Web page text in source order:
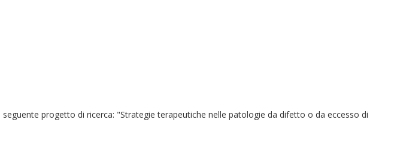
progetto di ricerca: "Strategie terapeutiche nelle patologie da difetto o da eccesso di